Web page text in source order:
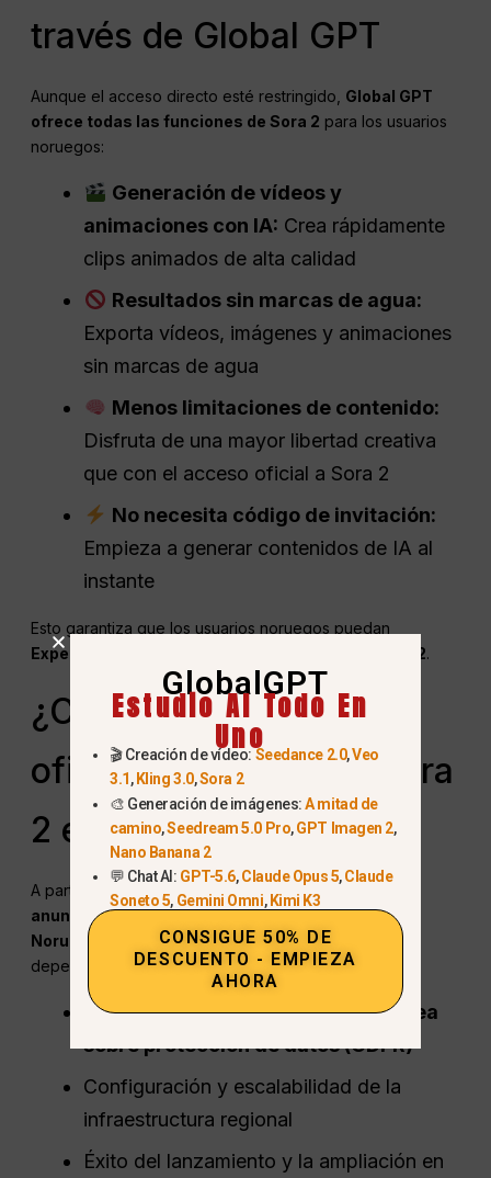
través de Global GPT
Aunque el acceso directo esté restringido, Global GPT
ofrece todas las funciones de Sora 2 para los usuarios
noruegos:
Generación de vídeos y
animaciones con IA: Crea rápidamente
clips animados de alta calidad
Resultados sin marcas de agua:
Exporta vídeos, imágenes y animaciones
sin marcas de agua
Menos limitaciones de contenido:
Disfruta de una mayor libertad creativa
que con el acceso oficial a Sora 2
No necesita código de invitación:
Empieza a generar contenidos de IA al
instante
Esto garantiza que los usuarios noruegos puedan
Experimenta hoy todas las posibilidades de Sora 2.
¿Cuándo se lanzará
oficialmente OpenAI Sora
2 en Noruega?
A partir de Octubre de 2025 , OpenAI tiene
anunciado una fecha de lanzamiento pública para
Noruega
u otros países europeos. La disponibilidad
dependerá probablemente de:
Cumplimiento deLegislación europea
sobre protección de datos (GDPR)
Configuración y escalabilidad de la
infraestructura regional
Éxito del lanzamiento y la ampliación en
GlobalGPT
Estudio AI Todo En
Uno
🎬 Creación de vídeo: Seedance 2.0,Veo
3.1, Kling 3.0,Sora 2
🎨 Generación de imágenes:A mitad de
camino,Seedream 5.0 Pro,GPT Imagen 2,
Nano Banana 2
💬 Chat AI: GPT-5.6,Claude Opus 5,Claude
Soneto 5, Gemini Omni, Kimi K3
CONSIGUE 50% DE
DESCUENTO - EMPIEZA
AHORA